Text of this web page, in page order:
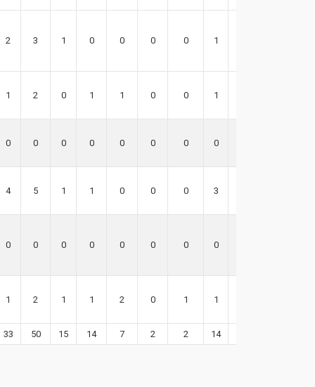
2 3 1 0 0 0 0 1
1 2 0 1 1 0 0 1
0 0 0 0 0 0 0 0
4 5 1 1 0 0 0 3
0 0 0 0 0 0 0 0
1 2 1 1 2 0 1 1
33 50 15 14 7 2 2 14